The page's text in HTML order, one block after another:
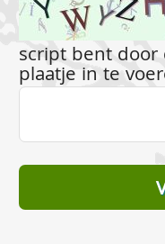
script bent
plaatje in te